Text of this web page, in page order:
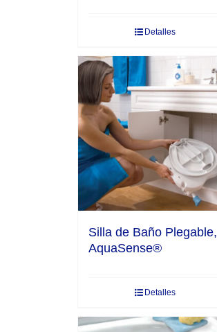
Detalles
Silla de Baño Plegable,
AquaSense®
Detalles